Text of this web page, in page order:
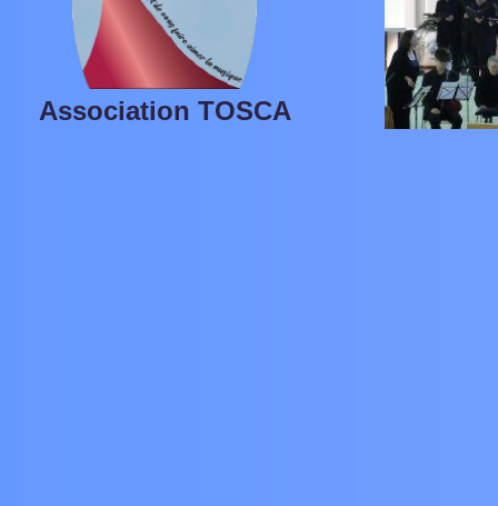
Association TOSCA